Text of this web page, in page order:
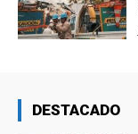
DESTACADO